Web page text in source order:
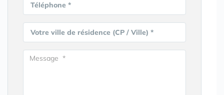
Téléphone *
Votre ville de résidence (CP / Ville) *